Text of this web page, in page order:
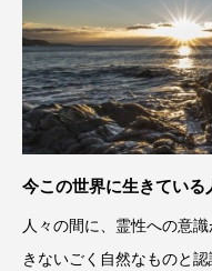
今この世界に生きている
人々の間に、霊性への意
きないごく自然なものと